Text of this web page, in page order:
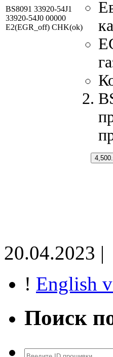
BS8091 33920-54J1
33920-54J0 00000
E2(EGR_off) CHK(ok)
20.04.2023 |
! English
Поиск
Поиск